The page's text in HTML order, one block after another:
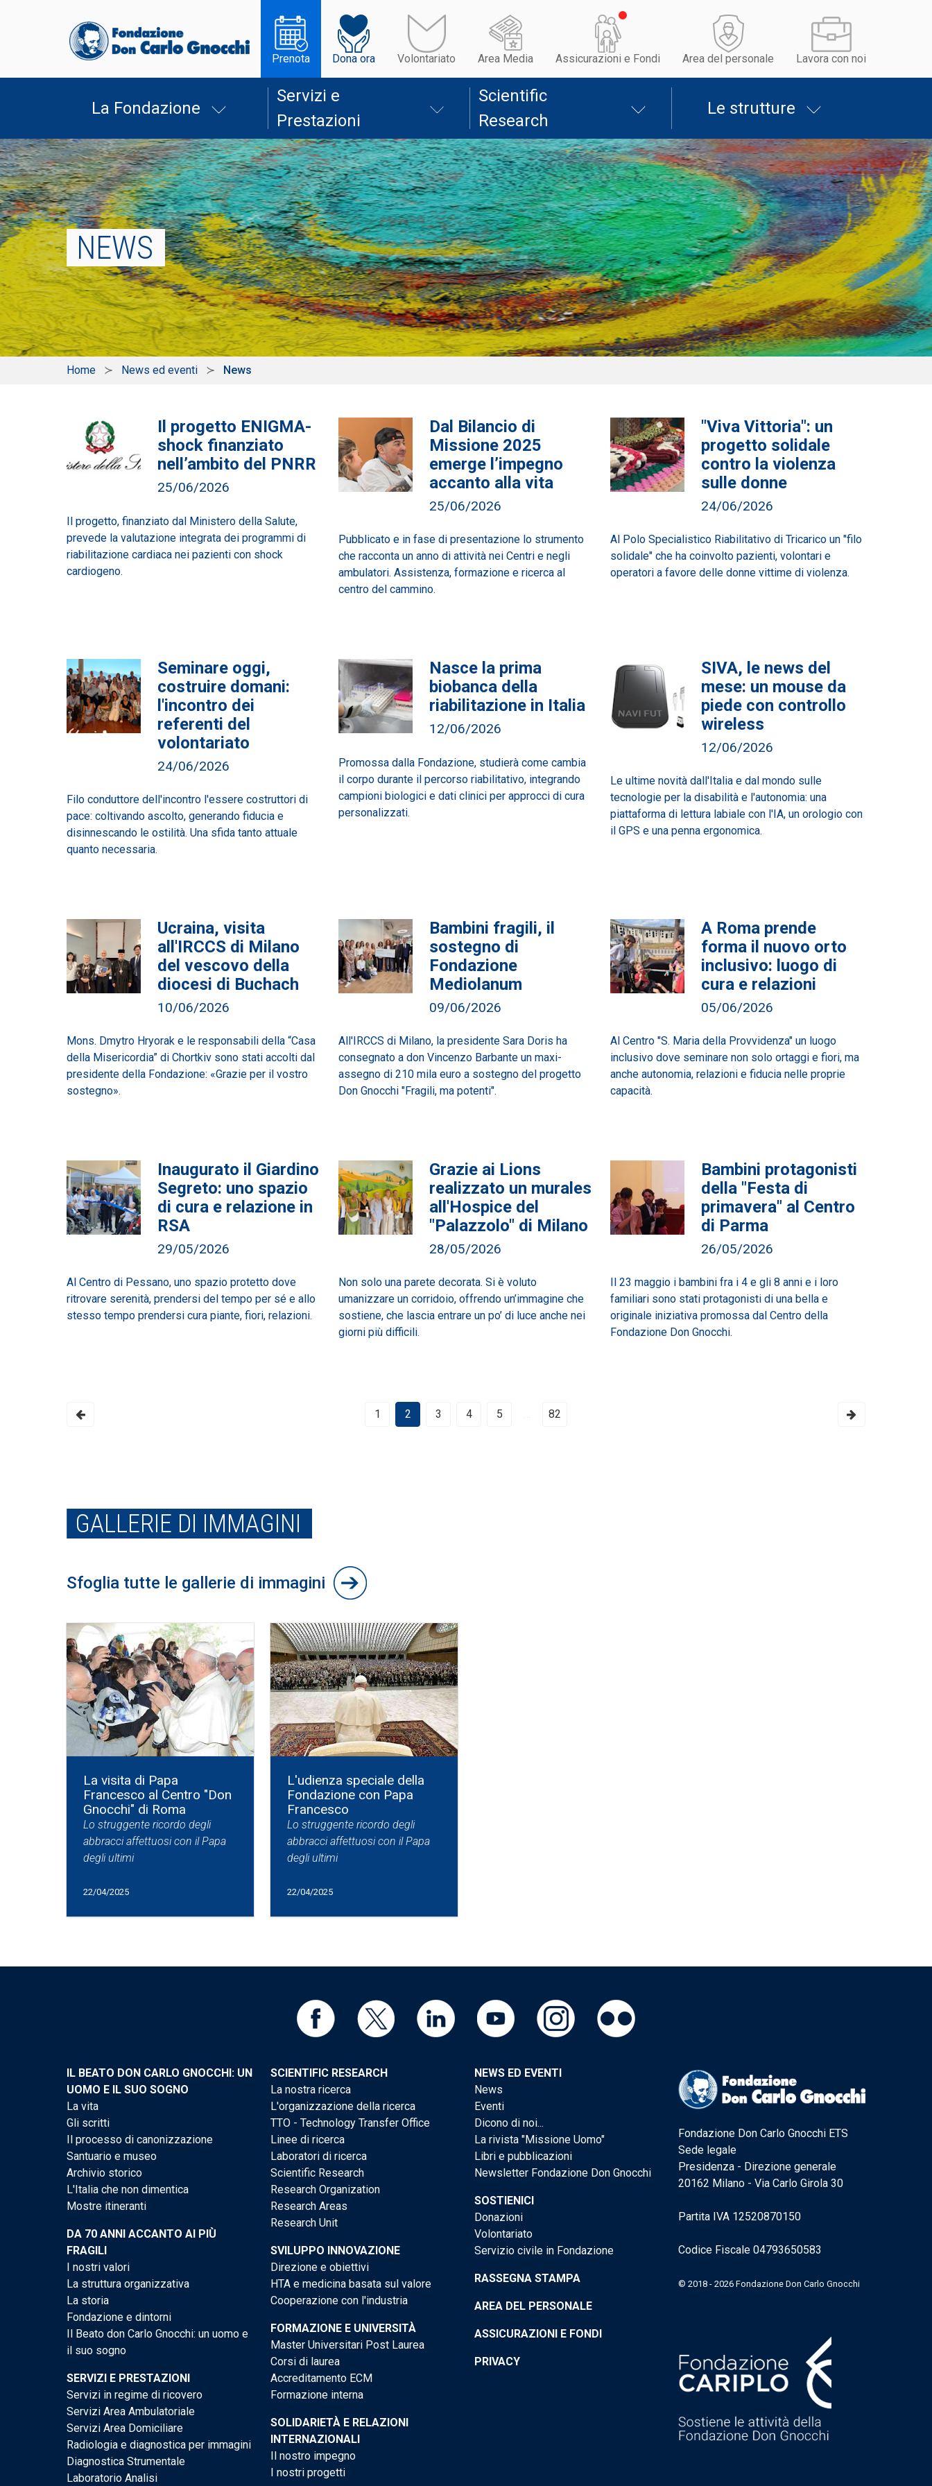
Prenota Dona ora Volontariato Area Media Assicurazioni e Fondi Area del personale Lavora con noi
La Fondazione
Servizi e
Prestazioni
Scientific
Research
Le strutture
NEWS
Home News ed eventi News
Il progetto ENIGMA-
shock finanziato
nell’ambito del PNRR
25/06/2026
Il progetto, finanziato dal Ministero della Salute,
prevede la valutazione integrata dei programmi di
riabilitazione cardiaca nei pazienti con shock
cardiogeno.
Dal Bilancio di
Missione 2025
emerge l’impegno
accanto alla vita
25/06/2026
Pubblicato e in fase di presentazione lo strumento
che racconta un anno di attività nei Centri e negli
ambulatori. Assistenza, formazione e ricerca al
centro del cammino.
"Viva Vittoria": un
progetto solidale
contro la violenza
sulle donne
24/06/2026
Al Polo Specialistico Riabilitativo di Tricarico un "filo
solidale" che ha coinvolto pazienti, volontari e
operatori a favore delle donne vittime di violenza.
Seminare oggi,
costruire domani:
l'incontro dei
referenti del
volontariato
24/06/2026
Filo conduttore dell'incontro l'essere costruttori di
pace: coltivando ascolto, generando fiducia e
disinnescando le ostilità. Una sfida tanto attuale
quanto necessaria.
Nasce la prima
biobanca della
riabilitazione in Italia
12/06/2026
Promossa dalla Fondazione, studierà come cambia
il corpo durante il percorso riabilitativo, integrando
campioni biologici e dati clinici per approcci di cura
personalizzati.
SIVA, le news del
mese: un mouse da
piede con controllo
wireless
12/06/2026
Le ultime novità dall'Italia e dal mondo sulle
tecnologie per la disabilità e l'autonomia: una
piattaforma di lettura labiale con l'IA, un orologio con
il GPS e una penna ergonomica.
Ucraina, visita
all'IRCCS di Milano
del vescovo della
diocesi di Buchach
10/06/2026
Mons. Dmytro Hryorak e le responsabili della “Casa
della Misericordia” di Chortkiv sono stati accolti dal
presidente della Fondazione: «Grazie per il vostro
sostegno».
Bambini fragili, il
sostegno di
Fondazione
Mediolanum
09/06/2026
All'IRCCS di Milano, la presidente Sara Doris ha
consegnato a don Vincenzo Barbante un maxi-
assegno di 210 mila euro a sostegno del progetto
Don Gnocchi "Fragili, ma potenti".
A Roma prende
forma il nuovo orto
inclusivo: luogo di
cura e relazioni
05/06/2026
Al Centro "S. Maria della Provvidenza" un luogo
inclusivo dove seminare non solo ortaggi e fiori, ma
anche autonomia, relazioni e fiducia nelle proprie
capacità.
Inaugurato il Giardino
Segreto: uno spazio
di cura e relazione in
RSA
29/05/2026
Al Centro di Pessano, uno spazio protetto dove
ritrovare serenità, prendersi del tempo per sé e allo
stesso tempo prendersi cura piante, fiori, relazioni.
Grazie ai Lions
realizzato un murales
all'Hospice del
"Palazzolo" di Milano
28/05/2026
Non solo una parete decorata. Si è voluto
umanizzare un corridoio, offrendo un’immagine che
sostiene, che lascia entrare un po’ di luce anche nei
giorni più difficili.
Bambini protagonisti
della "Festa di
primavera" al Centro
di Parma
26/05/2026
Il 23 maggio i bambini fra i 4 e gli 8 anni e i loro
familiari sono stati protagonisti di una bella e
originale iniziativa promossa dal Centro della
Fondazione Don Gnocchi.
1 2 3 4 5 82
GALLERIE DI IMMAGINI
Sfoglia tutte le gallerie di immagini
La visita di Papa
Francesco al Centro "Don
Gnocchi" di Roma
Lo struggente ricordo degli
abbracci affettuosi con il Papa
degli ultimi
22/04/2025
L'udienza speciale della
Fondazione con Papa
Francesco
Lo struggente ricordo degli
abbracci affettuosi con il Papa
degli ultimi
22/04/2025
IL BEATO DON CARLO GNOCCHI: UN
UOMO E IL SUO SOGNO
La vita
Gli scritti
Il processo di canonizzazione
Santuario e museo
Archivio storico
L'Italia che non dimentica
Mostre itineranti
DA 70 ANNI ACCANTO AI PIÙ
FRAGILI
I nostri valori
La struttura organizzativa
La storia
Fondazione e dintorni
Il Beato don Carlo Gnocchi: un uomo e
il suo sogno
SERVIZI E PRESTAZIONI
Servizi in regime di ricovero
Servizi Area Ambulatoriale
Servizi Area Domiciliare
Radiologia e diagnostica per immagini
Diagnostica Strumentale
Laboratorio Analisi
SCIENTIFIC RESEARCH
La nostra ricerca
L'organizzazione della ricerca
TTO - Technology Transfer Office
Linee di ricerca
Laboratori di ricerca
Scientific Research
Research Organization
Research Areas
Research Unit
SVILUPPO INNOVAZIONE
Direzione e obiettivi
HTA e medicina basata sul valore
Cooperazione con l'industria
FORMAZIONE E UNIVERSITÀ
Master Universitari Post Laurea
Corsi di laurea
Accreditamento ECM
Formazione interna
SOLIDARIETÀ E RELAZIONI
INTERNAZIONALI
Il nostro impegno
I nostri progetti
NEWS ED EVENTI
News
Eventi
Dicono di noi...
La rivista "Missione Uomo"
Libri e pubblicazioni
Newsletter Fondazione Don Gnocchi
SOSTIENICI
Donazioni
Volontariato
Servizio civile in Fondazione
RASSEGNA STAMPA
AREA DEL PERSONALE
ASSICURAZIONI E FONDI
PRIVACY
Fondazione Don Carlo Gnocchi ETS
Sede legale
Presidenza - Direzione generale
20162 Milano - Via Carlo Girola 30
Partita IVA 12520870150
Codice Fiscale 04793650583
© 2018 - 2026 Fondazione Don Carlo Gnocchi